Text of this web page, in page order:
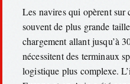
Les navires qui opèrent sur
souvent de plus grande
chargement allant jusqu’à
nécessitent des terminaux
logistique plus complexe.